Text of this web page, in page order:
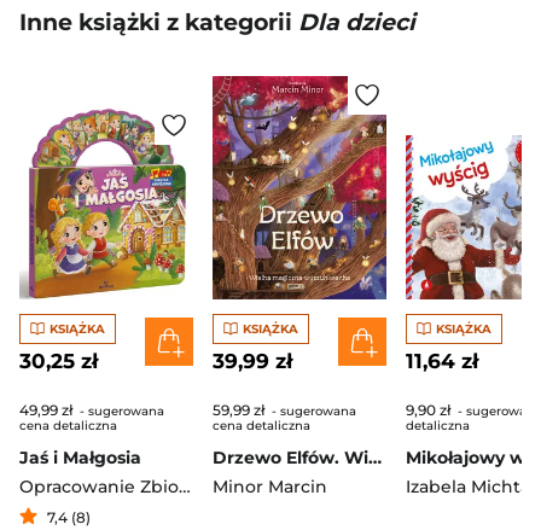
Inne książki z kategorii Dla dzieci
KSIĄŻKA
30,25 zł
49,99 zł - sugerowana
cena detaliczna
Jaś i Małgosia
Opracowanie Zbiorowe
7,4 (8)
KSIĄŻKA
39,99 zł
59,99 zł - sugerowana
cena detaliczna
Drzewo Elfów. Wielka magiczna wyszukiwanka
Minor Marcin
KSIĄŻKA
11,64 zł
9,90 zł -
detaliczna
Mikołajowy
Izabela Michta